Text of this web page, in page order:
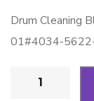
Drum Cleaning
01#4034-